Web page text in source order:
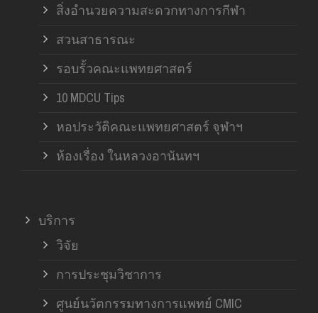
สิ่งอำนวยความสะดวกทางการกีฬา
สวนสาธารณะ
รอบรั้วคณะแพทยศาสตร์
10 MDCU Tips
หอประวัติคณะแพทยศาสตร์ จุฬาฯ
ห้องเรื่อง ในหลวงอานันทฯ
บริการ
วิจัย
การประชุมวิชาการ
ศูนย์นวัตกรรมทางการแพทย์ CMIC